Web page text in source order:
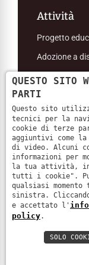
Attività
Progetto
Adozione a
Associazione
QUESTO SITO
PARTI
Questo sito
tecnici per la
cookie di terze
aggiuntivi come
di video. Alcuni
informazioni per
la tua attività,
tutti i cookie".
qualsiasi
sinistra.
e accettato l'
policy.
SOLO